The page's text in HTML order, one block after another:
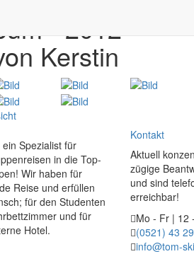
- 2012
Kerstin
Spezialist für
in die Top-
Wir haben für
Reise und erfüllen
für den Studenten
und für
Hotel.
Kontakt
Aktuell
zügige
und sind
erreichbar!
Mo - Fr | 12
(0521) 43
info@tom-